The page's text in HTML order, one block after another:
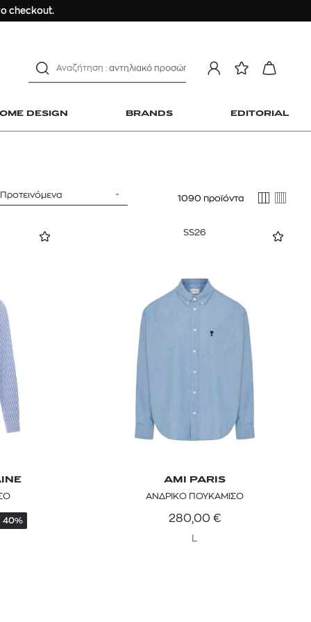
checkout.
DESIGN BRANDS EDITORIAL
Longchamp Le Pliage
μαγιό
αντηλιακό προσώπου
estee lauder double wear
kiehl's avocado eye
sandro
ΣΟΡΤΣ DIOR FOREVER NUDE BRONZE POWDER BRONZER IN NATURAL GLOW OR MATTE FINISH | 04 Warm
Προτεινόμενα 1090 προϊόντα
40%
SS26
AMI PARIS
ΑΝΔΡΙΚΟ ΠΟΥΚΑΜΙΣΟ
280,00 €